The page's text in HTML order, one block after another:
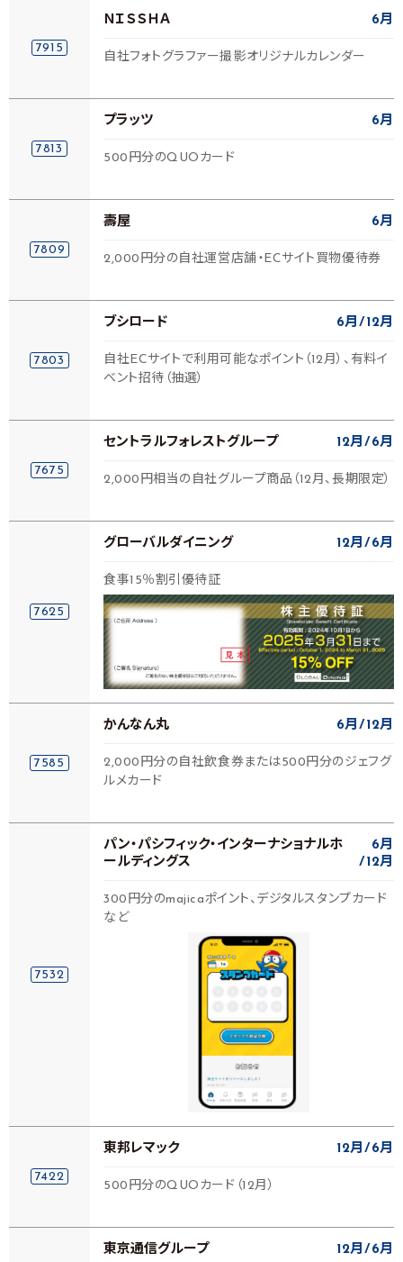
7915
ＮＩＳＳＨＡ 6月
自社フォトグラファー撮影オリジナルカレンダー
7813
プラッツ 6月
500円分のQUOカード
7809
壽屋 6月
2,000円分の自社運営店舗・ECサイト買物優待券
7803
ブシロード 6月 12月
自社ECサイトで利用可能なポイント（12月）、有料イ
ベント招待（抽選）
7675
セントラルフォレストグループ 12月 6月
2,000円相当の自社グループ商品（12月、長期限定）
7625
グローバルダイニング 12月 6月
食事15％割引優待証
7585
かんなん丸 6月 12月
2,000円分の自社飲食券または500円分のジェフグ
ルメカード
7532
パン・パシフィック・インターナショナルホ
ールディングス
6月
12月
300円分のmajicaポイント、デジタルスタンプカード
など
7422
東邦レマック 12月 6月
500円分のQUOカード（12月）
東京通信グループ 12月 6月